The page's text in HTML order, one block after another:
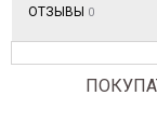
ОТЗЫВЫ 0